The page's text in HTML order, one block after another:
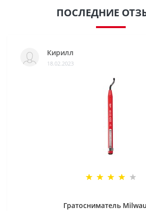
ПОСЛЕДНИЕ
Кирилл
18.02.2023
Гратосниматель